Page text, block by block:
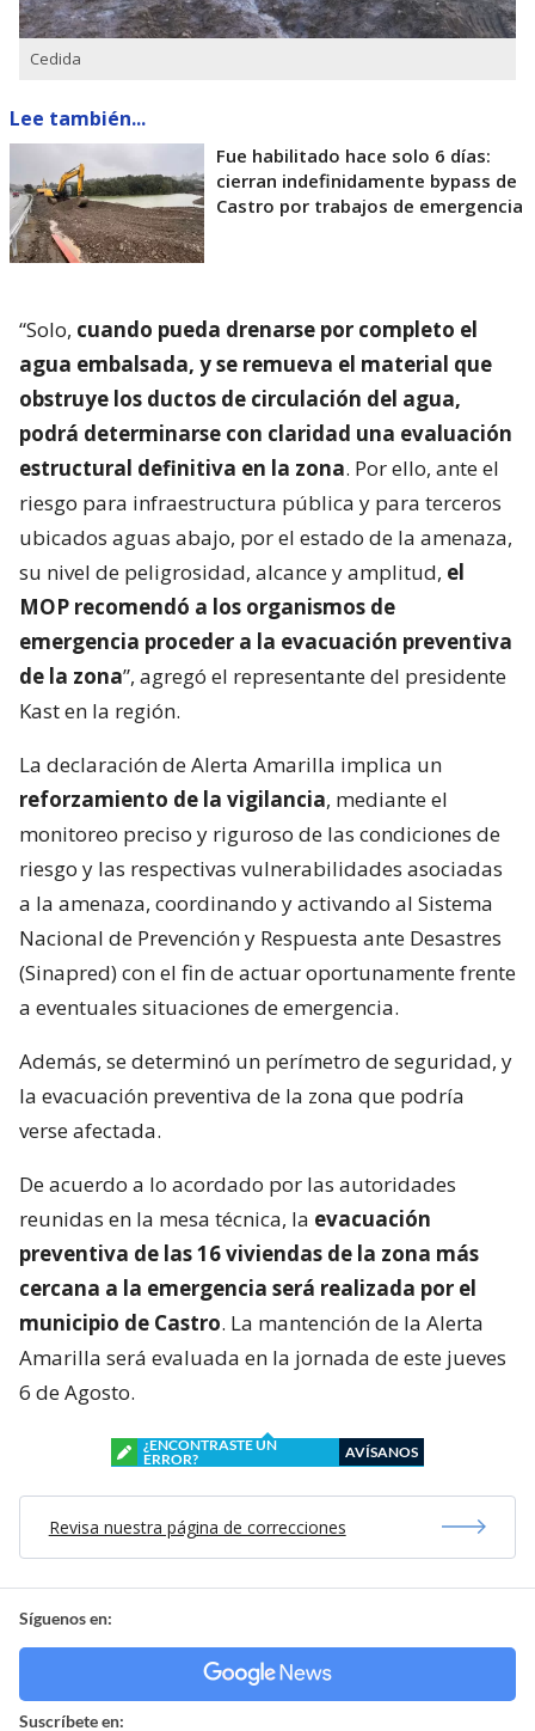
Cedida
Lee también...
Fue habilitado hace solo 6 días:
cierran indefinidamente bypass de
Castro por trabajos de emergencia
“Solo, cuando pueda drenarse por completo el
agua embalsada, y se remueva el material que
obstruye los ductos de circulación del agua,
podrá determinarse con claridad una evaluación
estructural definitiva en la zona. Por ello, ante el
riesgo para infraestructura pública y para terceros
ubicados aguas abajo, por el estado de la amenaza,
su nivel de peligrosidad, alcance y amplitud, el
MOP recomendó a los organismos de
emergencia proceder a la evacuación preventiva
de la zona”, agregó el representante del presidente
Kast en la región.
La declaración de Alerta Amarilla implica un
reforzamiento de la vigilancia, mediante el
monitoreo preciso y riguroso de las condiciones de
riesgo y las respectivas vulnerabilidades asociadas
a la amenaza, coordinando y activando al Sistema
Nacional de Prevención y Respuesta ante Desastres
(Sinapred) con el fin de actuar oportunamente frente
a eventuales situaciones de emergencia.
Además, se determinó un perímetro de seguridad, y
la evacuación preventiva de la zona que podría
verse afectada.
De acuerdo a lo acordado por las autoridades
reunidas en la mesa técnica, la evacuación
preventiva de las 16 viviendas de la zona más
cercana a la emergencia será realizada por el
municipio de Castro. La mantención de la Alerta
Amarilla será evaluada en la jornada de este jueves
6 de Agosto.
¿ENCONTRASTE UN
ERROR?
AVÍSANOS
Revisa nuestra página de correcciones
Síguenos en:
Suscríbete en: